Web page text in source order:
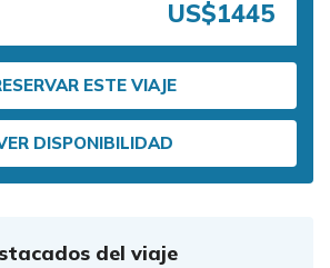
US$1445
ESTE VIAJE
DISPONIBILIDAD
del viaje